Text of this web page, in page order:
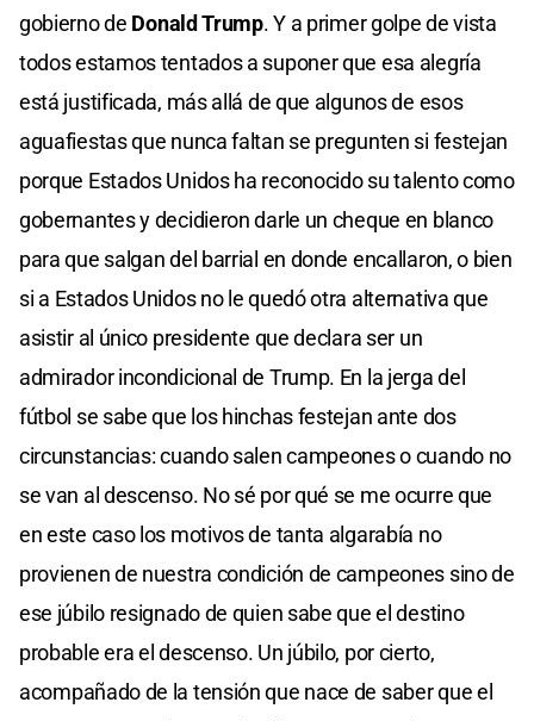
gobierno de Donald Trump. Y a primer golpe de vista
todos estamos tentados a suponer que esa alegría
está justificada, más allá de que algunos de esos
aguafiestas que nunca faltan se pregunten si festejan
porque Estados Unidos ha reconocido su talento como
gobernantes y decidieron darle un cheque en blanco
para que salgan del barrial en donde encallaron, o bien
si a Estados Unidos no le quedó otra alternativa que
asistir al único presidente que declara ser un
admirador incondicional de Trump. En la jerga del
fútbol se sabe que los hinchas festejan ante dos
circunstancias: cuando salen campeones o cuando no
se van al descenso. No sé por qué se me ocurre que
en este caso los motivos de tanta algarabía no
provienen de nuestra condición de campeones sino de
ese júbilo resignado de quien sabe que el destino
probable era el descenso. Un júbilo, por cierto,
acompañado de la tensión que nace de saber que el